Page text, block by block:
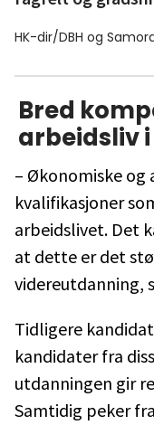
HK-dir/DBH og
Bred
arbeidsliv
– Økonomiske og
kvalifikasjoner
arbeidslivet. Det
at dette er det
videreutdanning,
Tidligere
kandidater fra
utdanningen gir
Samtidig peker